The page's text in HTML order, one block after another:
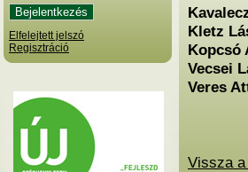
Elfelejtett jelszó
Regisztráció
Kletz
Kopcsó
Vecsei
Veres
Vissza